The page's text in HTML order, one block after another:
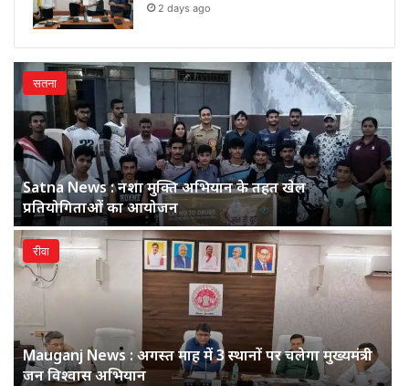
2 days ago
सतना
Satna News : नशा मुक्ति अभियान के तहत खेल
प्रतियोगिताओं का आयोजन
रीवा
Mauganj News : अगस्त माह में 3 स्थानों पर चलेगा मुख्यमंत्री
जन विश्वास अभियान